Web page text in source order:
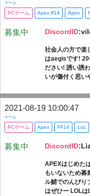
ゲーム
PCゲーム Apex,ff14 Apex
募集中 DiscordID
社会人の方で楽
はaegisです! 20
ださい! 誘い誘
いが傷付く思い
2021-08-19 10:00:47
ゲーム
PCゲーム Apex FF14 LoL
募集中 DiscordID
APEXはじめた
もいないため募
ル鯖でのんびり
はぜひー LOLはLv44の初心者寄り。欲しいチャンプでなくて